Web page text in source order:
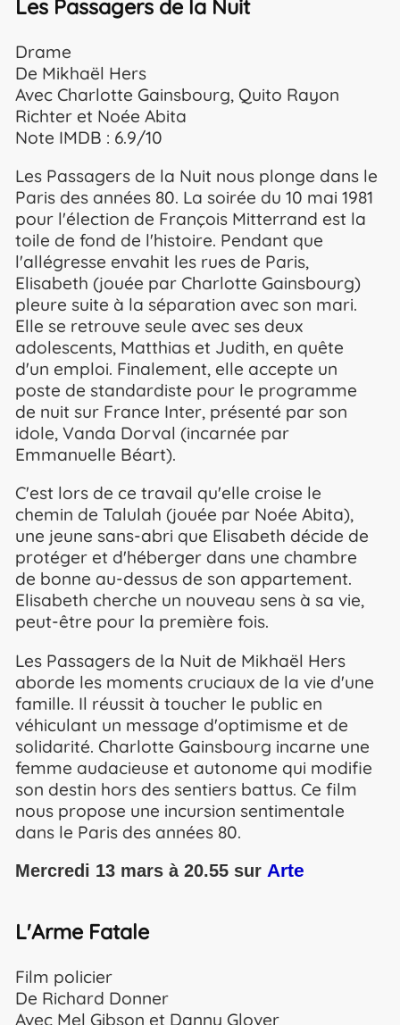
Les Passagers de la Nuit
Drame
De Mikhaël Hers
Avec Charlotte Gainsbourg, Quito Rayon
Richter et Noée Abita
Note IMDB : 6.9/10
Les Passagers de la Nuit nous plonge dans le
Paris des années 80. La soirée du 10 mai 1981
pour l'élection de François Mitterrand est la
toile de fond de l'histoire. Pendant que
l'allégresse envahit les rues de Paris,
Elisabeth (jouée par Charlotte Gainsbourg)
pleure suite à la séparation avec son mari.
Elle se retrouve seule avec ses deux
adolescents, Matthias et Judith, en quête
d'un emploi. Finalement, elle accepte un
poste de standardiste pour le programme
de nuit sur France Inter, présenté par son
idole, Vanda Dorval (incarnée par
Emmanuelle Béart).
C'est lors de ce travail qu'elle croise le
chemin de Talulah (jouée par Noée Abita),
une jeune sans-abri que Elisabeth décide de
protéger et d'héberger dans une chambre
de bonne au-dessus de son appartement.
Elisabeth cherche un nouveau sens à sa vie,
peut-être pour la première fois.
Les Passagers de la Nuit de Mikhaël Hers
aborde les moments cruciaux de la vie d'une
famille. Il réussit à toucher le public en
véhiculant un message d'optimisme et de
solidarité. Charlotte Gainsbourg incarne une
femme audacieuse et autonome qui modifie
son destin hors des sentiers battus. Ce film
nous propose une incursion sentimentale
dans le Paris des années 80.
Mercredi 13 mars à 20.55 sur Arte
L'Arme Fatale
Film policier
De Richard Donner
Avec Mel Gibson et Danny Glover